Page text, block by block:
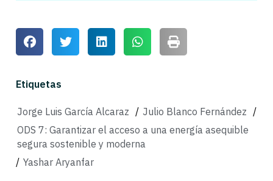
Etiquetas
Jorge Luis García Alcaraz / Julio Blanco Fernández /
ODS 7: Garantizar el acceso a una energía asequible
segura sostenible y moderna
/ Yashar Aryanfar